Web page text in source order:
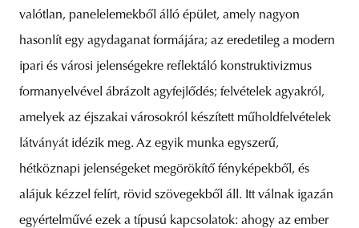
valótlan, panelelemekből álló épület, amely nagyon
hasonlít egy agydaganat formájára; az eredetileg a modern
ipari és városi jelenségekre reflektáló konstruktivizmus
formanyelvével ábrázolt agyfejlődés; felvételek agyakról,
amelyek az éjszakai városokról készített műholdfelvételek
látványát idézik meg. Az egyik munka egyszerű,
hétköznapi jelenségeket megörökítő fényképekből, és
alájuk kézzel felírt, rövid szövegekből áll. Itt válnak igazán
egyértelművé ezek a típusú kapcsolatok: ahogy az ember